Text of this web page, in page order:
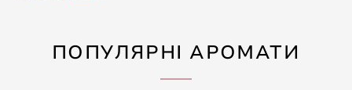
ПОПУЛЯРНІ АРОМАТИ